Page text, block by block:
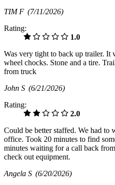
TIM F (7/11/2026)
Rating:
1.0
Was very tight to back up trailer. It
wheel chocks. Stone and a tire.
from truck
John S (6/21/2026)
Rating:
2.0
Could be better staffed. We had to
office. Took 20 minutes to find
minutes waiting for a call back
check out equipment.
Angela S (6/20/2026)